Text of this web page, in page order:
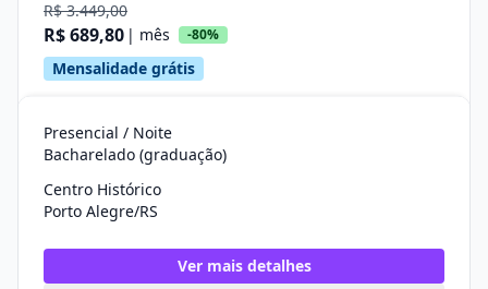
R$ 3.449,00
R$ 689,80 | mês -80%
Mensalidade grátis
Presencial / Noite
Bacharelado (graduação)
Centro Histórico
Porto Alegre/RS
Ver mais detalhes